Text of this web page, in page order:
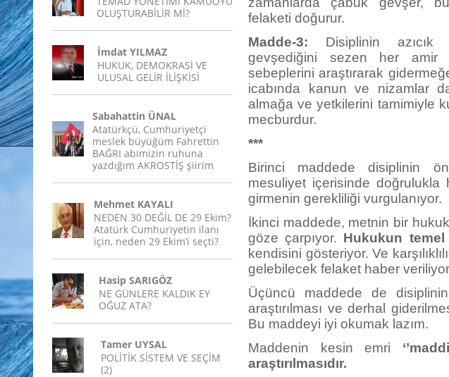
OLUŞTURABİLİR Mİ?
İmdat YILMAZ
HUKUK, DEMOKRASİ VE
ULUSAL GELİR İLİŞKİSİ
Sabahattin ÜNAL
Atatürkçü, Cumhuriyetçi
meslek büyüğüm Fahrettin
BAĞRI abimizin ruhuna
yazdığım AKROSTİŞ şiirim
Mehmet KAYALI
NEDEN 30 DEĞİL DE 29 Ekim?
Atatürk Cumhuriyetin ilanı
için, neden 29 Ekim’i seçti?
Hasip SARIGÖZ
NE GÜNLERE KALDIK EY
OĞUZ ATA?
Tamer UYSAL
POLİTİK SİSTEM VE SEÇİM
(2)
felaketi doğurur.
Madde-3: Disiplinin azıcık
gevşediğini sezen her
sebeplerini araştırarak
icabında kanun ve nizamlar
almağa ve yetkilerini tamimiyle
mecburdur.
***
Birinci maddede disiplinin
mesuliyet içerisinde
girmenin gerekliliği vurgulanıyor.
İkinci maddede, metnin bir
göze çarpıyor. Hukukun
kendisini gösteriyor. Ve
gelebilecek felaket haber
Üçüncü maddede de disiplinin
araştırılması ve derhal
Bu maddeyi iyi okumak lazım.
Maddenin kesin emri
araştırılmasıdır.